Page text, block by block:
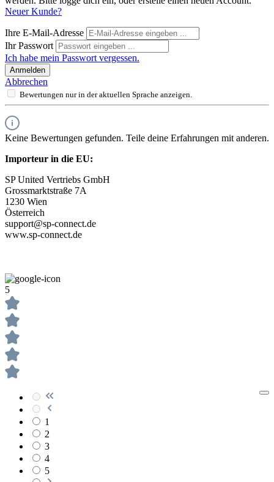
Neuer Kunde?
Ihre E-Mail-Adresse
Ihr Passwort
Ich habe mein Passwort vergessen.
Anmelden
Abbrechen
Bewertungen nur in der aktuellen Sprache anzeigen.
Keine Bewertungen gefunden. Teile deine Erfahrungen mit anderen.
Importeur in die EU:
SP United Vertriebs GmbH
Grossmarktstraße 7A
1230 Wien
Österreich
support@sp-connect.de
www.sp-connect.de
5
1
2
3
4
5